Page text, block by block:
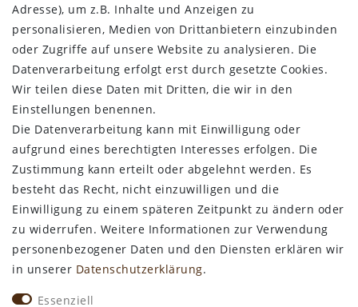
Datenschutz
Impressum
Widerrufsbelehrung
Bestellung widerrufen
ALLGEMEINES
Kontakt
Zahlungsarten
Versand & Lieferzeit
Newsletter-Anmeldung
Kostengünstige Ledermuster
Adresse), um z.B. Inhalte und Anzeigen zu
personalisieren, Medien von Drittanbietern einzubinden
oder Zugriffe auf unsere Website zu analysieren. Die
Datenverarbeitung erfolgt erst durch gesetzte Cookies.
Wir teilen diese Daten mit Dritten, die wir in den
Einstellungen benennen.
Die Datenverarbeitung kann mit Einwilligung oder
aufgrund eines berechtigten Interesses erfolgen. Die
Zustimmung kann erteilt oder abgelehnt werden. Es
besteht das Recht, nicht einzuwilligen und die
Einwilligung zu einem späteren Zeitpunkt zu ändern oder
zu widerrufen. Weitere Informationen zur Verwendung
personenbezogener Daten und den Diensten erklären wir
in unserer Daten­schutz­erklärung.
Essenziell